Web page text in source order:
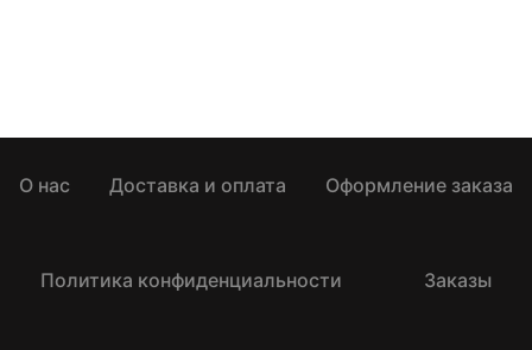
О нас Доставка и оплата Оформление заказа
Политика конфиденциальности Заказы